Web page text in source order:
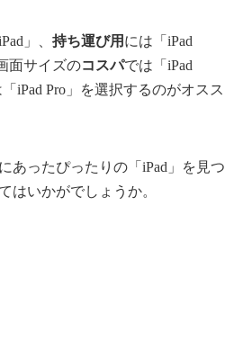
」、 持ち運び用 には「iPad
面サイズのコスパでは「iPad
iPad Pro」を選択するのがオスス
あったぴったりの「iPad」を見つ
はいかがでしょうか。